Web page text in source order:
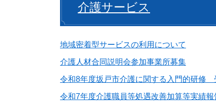
介護サービス
地域密着型サービスの利用について
介護人材合同説明会参加事業所募集
令和8年度坂戸市介護に関する入門的研修
令和7年度介護職員等処遇改善加算等実績報